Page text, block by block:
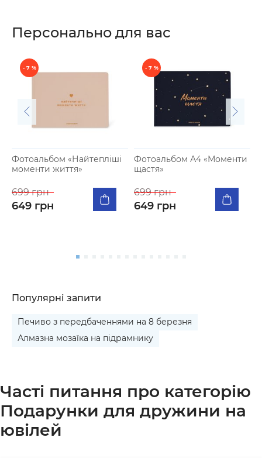
Персонально для вас
- 7 %
Фотоальбом «Найтепліші
моменти життя»
699 грн
649 грн
- 7 %
Фотоальбом А4 «Моменти
щастя»
699 грн
649 грн
Популярні запити
Печиво з передбаченнями на 8 березня
Алмазна мозаїка на підрамнику
Часті питання про категорію
Подарунки для дружини на
ювілей